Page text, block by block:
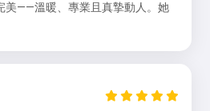
美——溫暖、專業且真摯動人。她